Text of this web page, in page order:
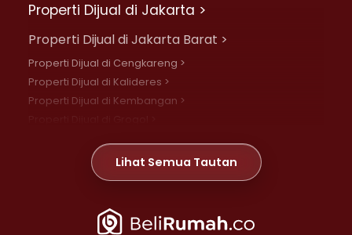
Properti Dijual di Jakarta >
Properti Dijual di Jakarta Barat >
Properti Dijual di Cengkareng >
Properti Dijual di Kalideres >
Properti Dijual di Kembangan >
Properti Dijual di Meruya >
Properti Dijual di Jelambar >
Properti Dijual di Jakarta Pusat >
Lihat Semua Tautan